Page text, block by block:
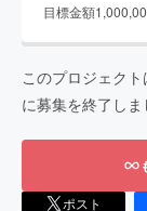
目標金額
このプロジェクト
に募集を終了しま
ポスト